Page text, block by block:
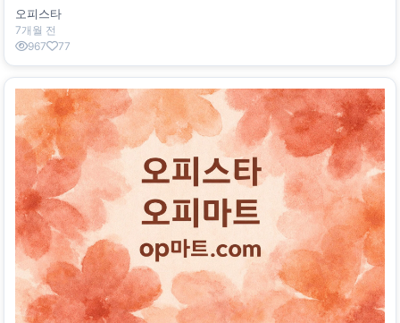
이러한 문제를 해결하면서 오피사이트의 구조적 패러다임을 완전
히 바꿔놓았습니다.
오피스타
7개월 전
967
77